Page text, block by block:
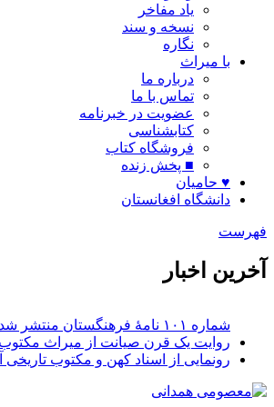
یاد مفاخر
نسخه و سند
نگاره
با میراث
درباره ما
تماس با ما
عضویت در خبرنامه
کتابشناسی
فروشگاه کتاب
■ پخش زنده
♥ حامیان
دانشگاه افغانستان
فهرست
آخرین اخبار
روایت یک قرن صیانت از میراث مکتوب
رونمایی از اسناد کهن و مکتوب